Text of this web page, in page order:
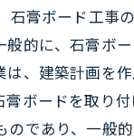
膏ボード工
的に、石膏ボ
、建築計画を
ボードを取り
であり、一般